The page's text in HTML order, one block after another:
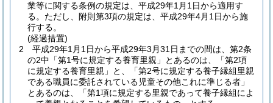
業等に関する条例の規定は、平成29年1月1日から適用す
る。 ただし、附則第3項の規定は、平成29年4月1日から施
行する。
(経過措置)
2
平成29年1月1日から平成29年3月31日までの間は、第2条
の2中「第1号に規定する養育里親」とあるのは、「第2項
に規定する養育里親」と、「第2号に規定する養子縁組里親
である職員に委託されている児童その他これに準じる者」
とあるのは、「第1項に規定する里親であって養子縁組によ